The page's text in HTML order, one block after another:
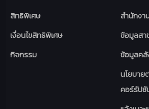
สิทธิพิเศษ
เงื่อนไขสิทธิพิเศษ
กิจกรรม
สำนักง
ข้อมูลสา
ข้อมูลค
นโยบาย
คอร์รัปชั